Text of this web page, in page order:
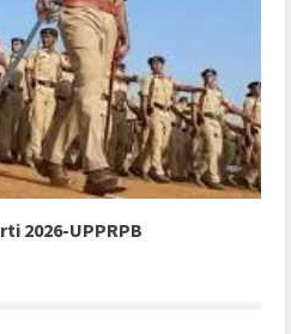
2026-UPPRPB